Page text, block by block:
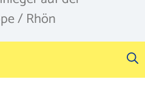
/ Rhön